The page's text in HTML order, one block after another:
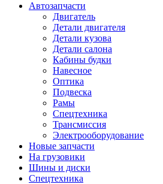
Автозапчасти
Двигатель
Детали двигателя
Детали кузова
Детали салона
Кабины будки
Навесное
Оптика
Подвеска
Рамы
Спецтехника
Трансмиссия
Электрооборудование
Новые запчасти
На грузовики
Шины и диски
Спецтехника